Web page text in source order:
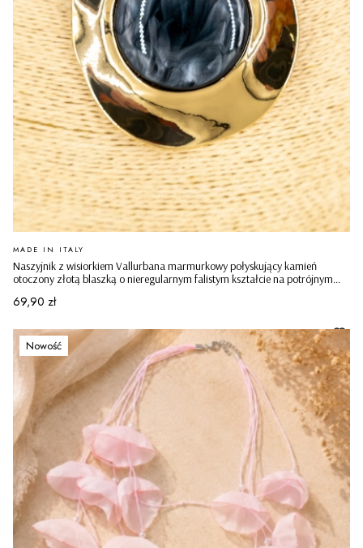
Naszyjnik z wisiorkiem Vallurbana marmurkowy połyskujący kamień
otoczony złotą blaszką o nieregularnym falistym kształcie na potrójnym
PRODUCENT
MADE IN ITALY
Cena
69,90 zł
Nowość